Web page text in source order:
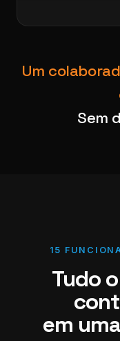
Um
Sem
15
Tudo
em